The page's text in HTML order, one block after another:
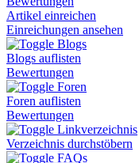
Artikel einreichen
Einreichungen ansehen
Blogs
Blogs auflisten
Bewertungen
Foren
Foren auflisten
Bewertungen
Linkverzeichnis
Verzeichnis durchstöbern
FAQs